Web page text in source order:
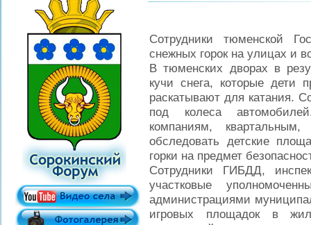
Сотрудники тюменской
снежных горок на улицах и
В тюменских дворах в
кучи снега, которые дети
раскатывают для катания.
под колеса
компаниям,
обследовать детские
горки на предмет
Сотрудники ГИБДД,
участковые
администрациями
игровых площадок в